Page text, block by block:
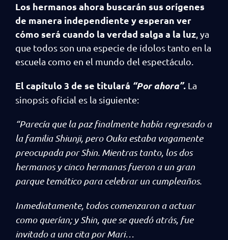
Los hermanos ahora buscarán sus orígenes
de manera independiente y esperan ver
cómo será cuando la verdad salga a la luz , ya
que todos son una especie de ídolos tanto en la
escuela como en el mundo del espectáculo.
El capítulo 3 de se titulará “Por ahora”. La
sinopsis oficial es la siguiente:
“Parecía que la paz finalmente había regresado a
la familia Shiunji, pero Ouka estaba vagamente
preocupada por Shin. Mientras tanto, los dos
hermanos y cinco hermanas fueron a un gran
parque temático para celebrar un cumpleaños.
Inmediatamente, todos comenzaron a actuar
como querían; y Shin, que se quedó atrás, fue
invitado a una cita por Mari…